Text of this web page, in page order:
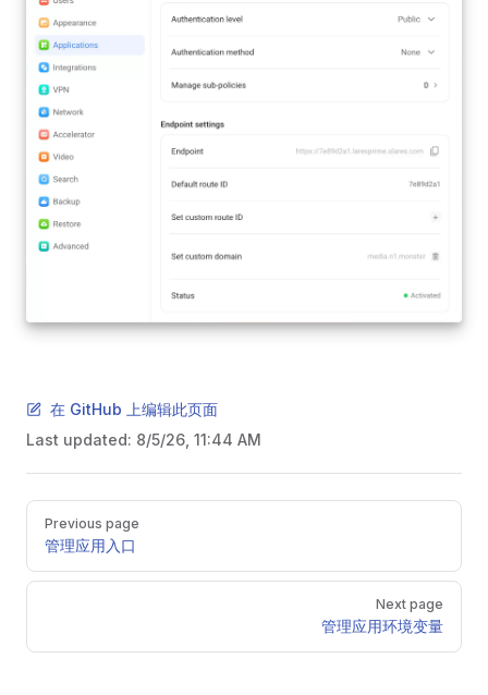
在 GitHub 上编辑此页面
Last updated: 8/5/26, 11:44 AM
Pager
Previous page
管理应用入口
Next page
管理应用环境变量